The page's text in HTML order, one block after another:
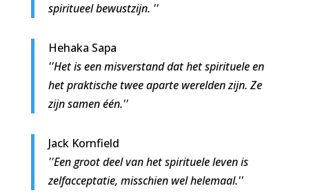
spiritueel bewustzijn. ''
Hehaka Sapa
''Het is een misverstand dat het spirituele en
het praktische twee aparte werelden zijn. Ze
zijn samen één.''
Jack Kornfield
''Een groot deel van het spirituele leven is
zelfacceptatie, misschien wel helemaal.''